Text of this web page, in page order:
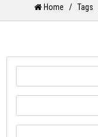
Home / Tags